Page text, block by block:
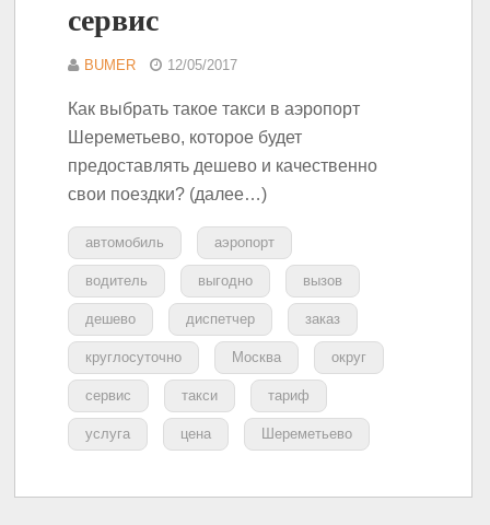
сервис
BUMER 12/05/2017
Как выбрать такое такси в аэропорт
Шереметьево, которое будет
предоставлять дешево и качественно
свои поездки? (далее…)
автомобиль аэропорт
водитель выгодно вызов
дешево диспетчер заказ
круглосуточно Москва округ
сервис такси тариф
услуга цена Шереметьево